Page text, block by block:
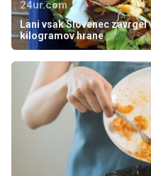
24ur.com
Lani vsak Slovenec
kilogramov hrane